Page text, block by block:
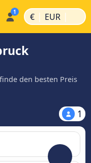
€ | EUR |
den besten Preis
1